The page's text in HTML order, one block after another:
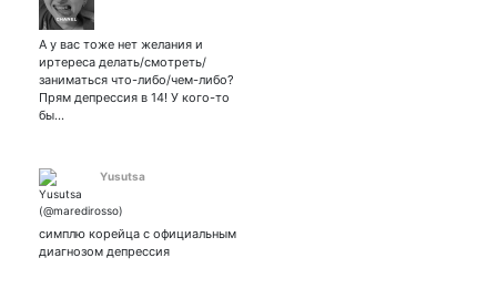
А у вас тоже нет желания и
иртереса делать/смотреть/
заниматься что-либо/чем-либо?
Прям депрессия в 14! У кого-то
бы…
Yusutsa
симплю корейца с официальным
диагнозом депрессия